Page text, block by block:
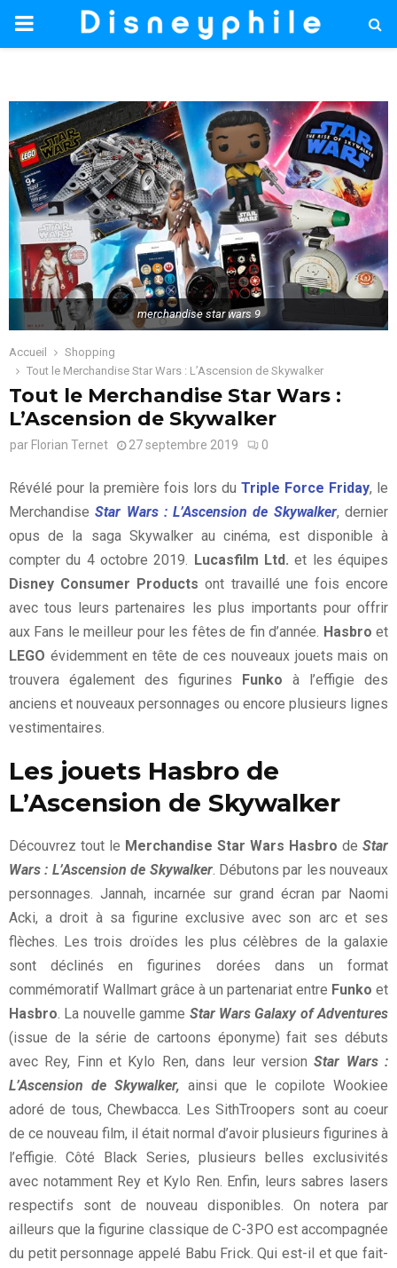
PRIMARY
merchandise star wars 9
Accueil
Shopping
Tout le Merchandise Star Wars : L’Ascension de Skywalker
Tout le Merchandise Star Wars :
L’Ascension de Skywalker
par Florian Ternet 27 septembre 2019 0
Révélé pour la première fois lors du Triple Force Friday, le
MerchandiseStar Wars : L’Ascension de Skywalker, dernier
opus de la saga Skywalker au cinéma, est disponible à
compter du 4 octobre 2019. Lucasfilm Ltd. et les équipes
Disney Consumer Products ont travaillé une fois encore
avec tous leurs partenaires les plus importants pour offrir
aux Fans le meilleur pour les fêtes de fin d’année. Hasbro et
LEGO évidemment en tête de ces nouveaux jouets mais on
trouvera également des figurines Funko à l’effigie des
anciens et nouveaux personnages ou encore plusieurs lignes
vestimentaires.
Les jouets Hasbro de
L’Ascension de Skywalker
Découvrez tout le Merchandise Star Wars Hasbro de Star
Wars : L’Ascension de Skywalker. Débutons par les nouveaux
personnages. Jannah, incarnée sur grand écran par Naomi
Acki, a droit à sa figurine exclusive avec son arc et ses
flèches. Les trois droïdes les plus célèbres de la galaxie
sont déclinés en figurines dorées dans un format
commémoratif Wallmart grâce à un partenariat entre Funko et
Hasbro. La nouvelle gamme Star Wars Galaxy of Adventures
(issue de la série de cartoons éponyme) fait ses débuts
avec Rey, Finn et Kylo Ren, dans leur versionStar Wars :
L’Ascension de Skywalker, ainsi que le copilote Wookiee
adoré de tous, Chewbacca. Les SithTroopers sont au coeur
de ce nouveau film, il était normal d’avoir plusieurs figurines à
l’effigie. Côté Black Series, plusieurs belles exclusivités
avec notamment Rey et Kylo Ren. Enfin, leurs sabres lasers
respectifs sont de nouveau disponibles. On notera par
ailleurs que la figurine classique de C-3PO est accompagnée
du petit personnage appelé Babu Frick. Qui est-il et que fait-